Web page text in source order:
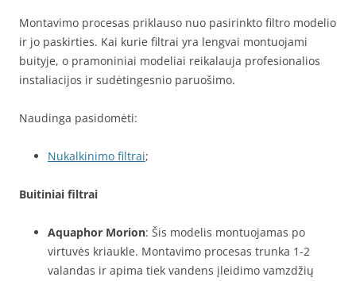
Montavimo procesas priklauso nuo pasirinkto filtro modelio
ir jo paskirties. Kai kurie filtrai yra lengvai montuojami
buityje, o pramoniniai modeliai reikalauja profesionalios
instaliacijos ir sudėtingesnio paruošimo.
Naudinga pasidomėti:
Nukalkinimo filtrai;
Buitiniai filtrai
Aquaphor Morion: Šis modelis montuojamas po
virtuvės kriaukle. Montavimo procesas trunka 1-2
valandas ir apima tiek vandens įleidimo vamzdžių